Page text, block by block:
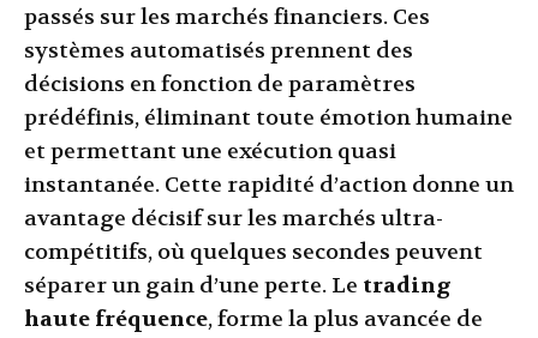
passés sur les marchés financiers. Ces
systèmes automatisés prennent des
décisions en fonction de paramètres
prédéfinis, éliminant toute émotion humaine
et permettant une exécution quasi
instantanée. Cette rapidité d’action donne un
avantage décisif sur les marchés ultra-
compétitifs, où quelques secondes peuvent
séparer un gain d’une perte. Le trading
haute fréquence, forme la plus avancée de